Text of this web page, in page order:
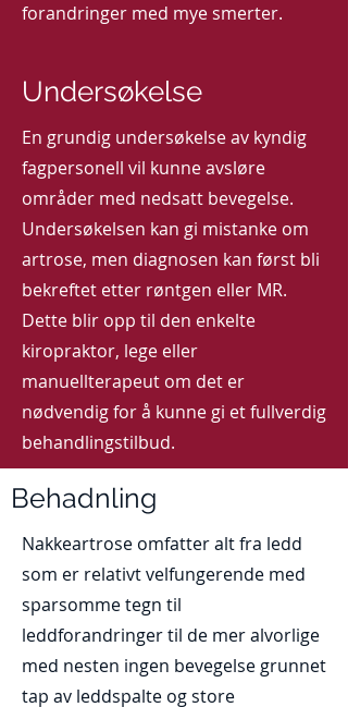
forandringer med mye smerter.
Undersøkelse
En grundig undersøkelse av kyndig
fagpersonell vil kunne avsløre
områder med nedsatt bevegelse.
Undersøkelsen kan gi mistanke om
artrose, men diagnosen kan først bli
bekreftet etter røntgen eller MR.
Dette blir opp til den enkelte
kiropraktor, lege eller
manuellterapeut om det er
nødvendig for å kunne gi et fullverdig
behandlingstilbud.
Behadnling
Nakkeartrose omfatter alt fra ledd
som er relativt velfungerende med
sparsomme tegn til
leddforandringer til de mer alvorlige
med nesten ingen bevegelse grunnet
tap av leddspalte og store